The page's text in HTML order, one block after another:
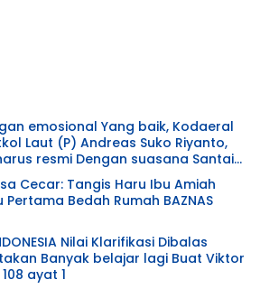
emosional Yang baik, Kodaeral
Laut (P) Andreas Suko Riyanto,
resmi Dengan suasana Santai
Cecar: Tangis Haru Ibu Amiah
Bedah Rumah BAZNAS
Nilai Klarifikasi Dibalas
Banyak belajar lagi Buat Viktor
ayat 1